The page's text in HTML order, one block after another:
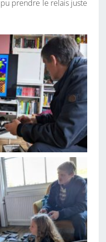
prendre le relais juste